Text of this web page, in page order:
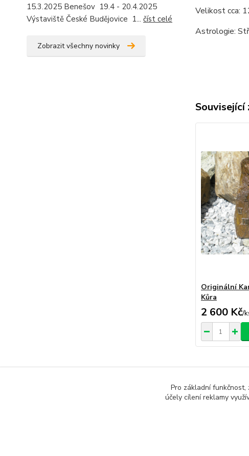
15.3.2025 Benešov 19.4 - 20.4.2025
Výstaviště České Budějovice 1... číst celé
Zobrazit všechny novinky
Velikost cca:
Astrologie:
Související
Originální
Kůra
2 600 Kč/
Zboží
Pro základní
účely cílení reklamy